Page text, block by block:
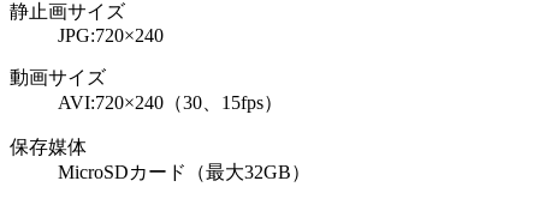
静止画サイズ
JPG:720×240
動画サイズ
AVI:720×240（30、15fps）
保存媒体
MicroSDカード（最大32GB）